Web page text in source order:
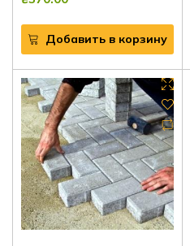
Добавить в корзину